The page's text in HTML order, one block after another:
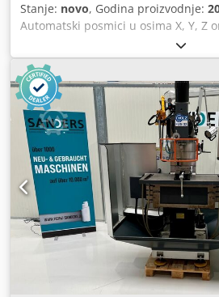
Stanje: novo, Godina proizvodnje:
Automatski posmici u osima X, Y, Z
obradu materijala u tri dimenzije. •
beskonačno varijabilan posmak
obradu kod raznovrsnih zadataka.
upravljačka ploča Schneider
kontrolu nad procesom obrade.
DIMENZIJE STOLA 1600x360 mm
(X/Y/Z) 1300x300x420 mm T-UTORI
ŠIRINA/RAZMAK) 3 / 14 mm / 95
STOLA ±45° BRZINA POSMAKA
Z: 8–267 mm/min KONUS VRETENA
(VERTIKALNO/HORIZONTALNO)
UDALJENOST OD SREDIŠTA STOLA
230–530 mm UDALJENOST VRETENA
0–420 mm UDALJENOST OD
POVRŠINE VRETENA DO POVRŠINE